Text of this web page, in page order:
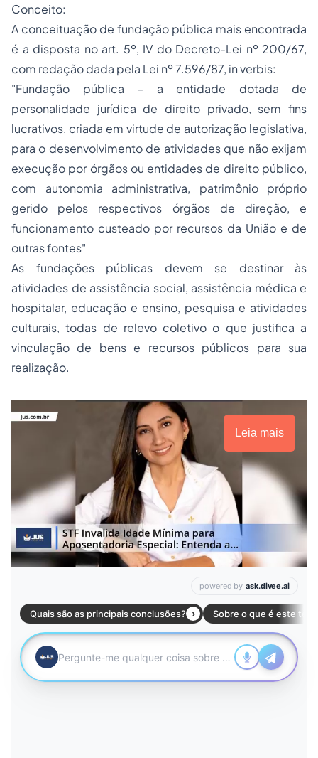
Conceito:
A conceituação de fundação pública mais encontrada
é a disposta no art. 5º, IV do Decreto-Lei nº 200/67,
com redação dada pela Lei nº 7.596/87, in verbis:
"Fundação pública – a entidade dotada de
personalidade jurídica de direito privado, sem fins
lucrativos, criada em virtude de autorização legislativa,
para o desenvolvimento de atividades que não exijam
execução por órgãos ou entidades de direito público,
com autonomia administrativa, patrimônio próprio
gerido pelos respectivos órgãos de direção, e
funcionamento custeado por recursos da União e de
outras fontes"
As fundações públicas devem se destinar às
atividades de assistência social, assistência médica e
hospitalar, educação e ensino, pesquisa e atividades
culturais, todas de relevo coletivo o que justifica a
vinculação de bens e recursos públicos para sua
realização.
Leia mais